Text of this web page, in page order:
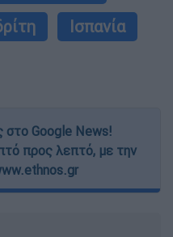
Ισπανία
στο Google News!
προς λεπτό, με την